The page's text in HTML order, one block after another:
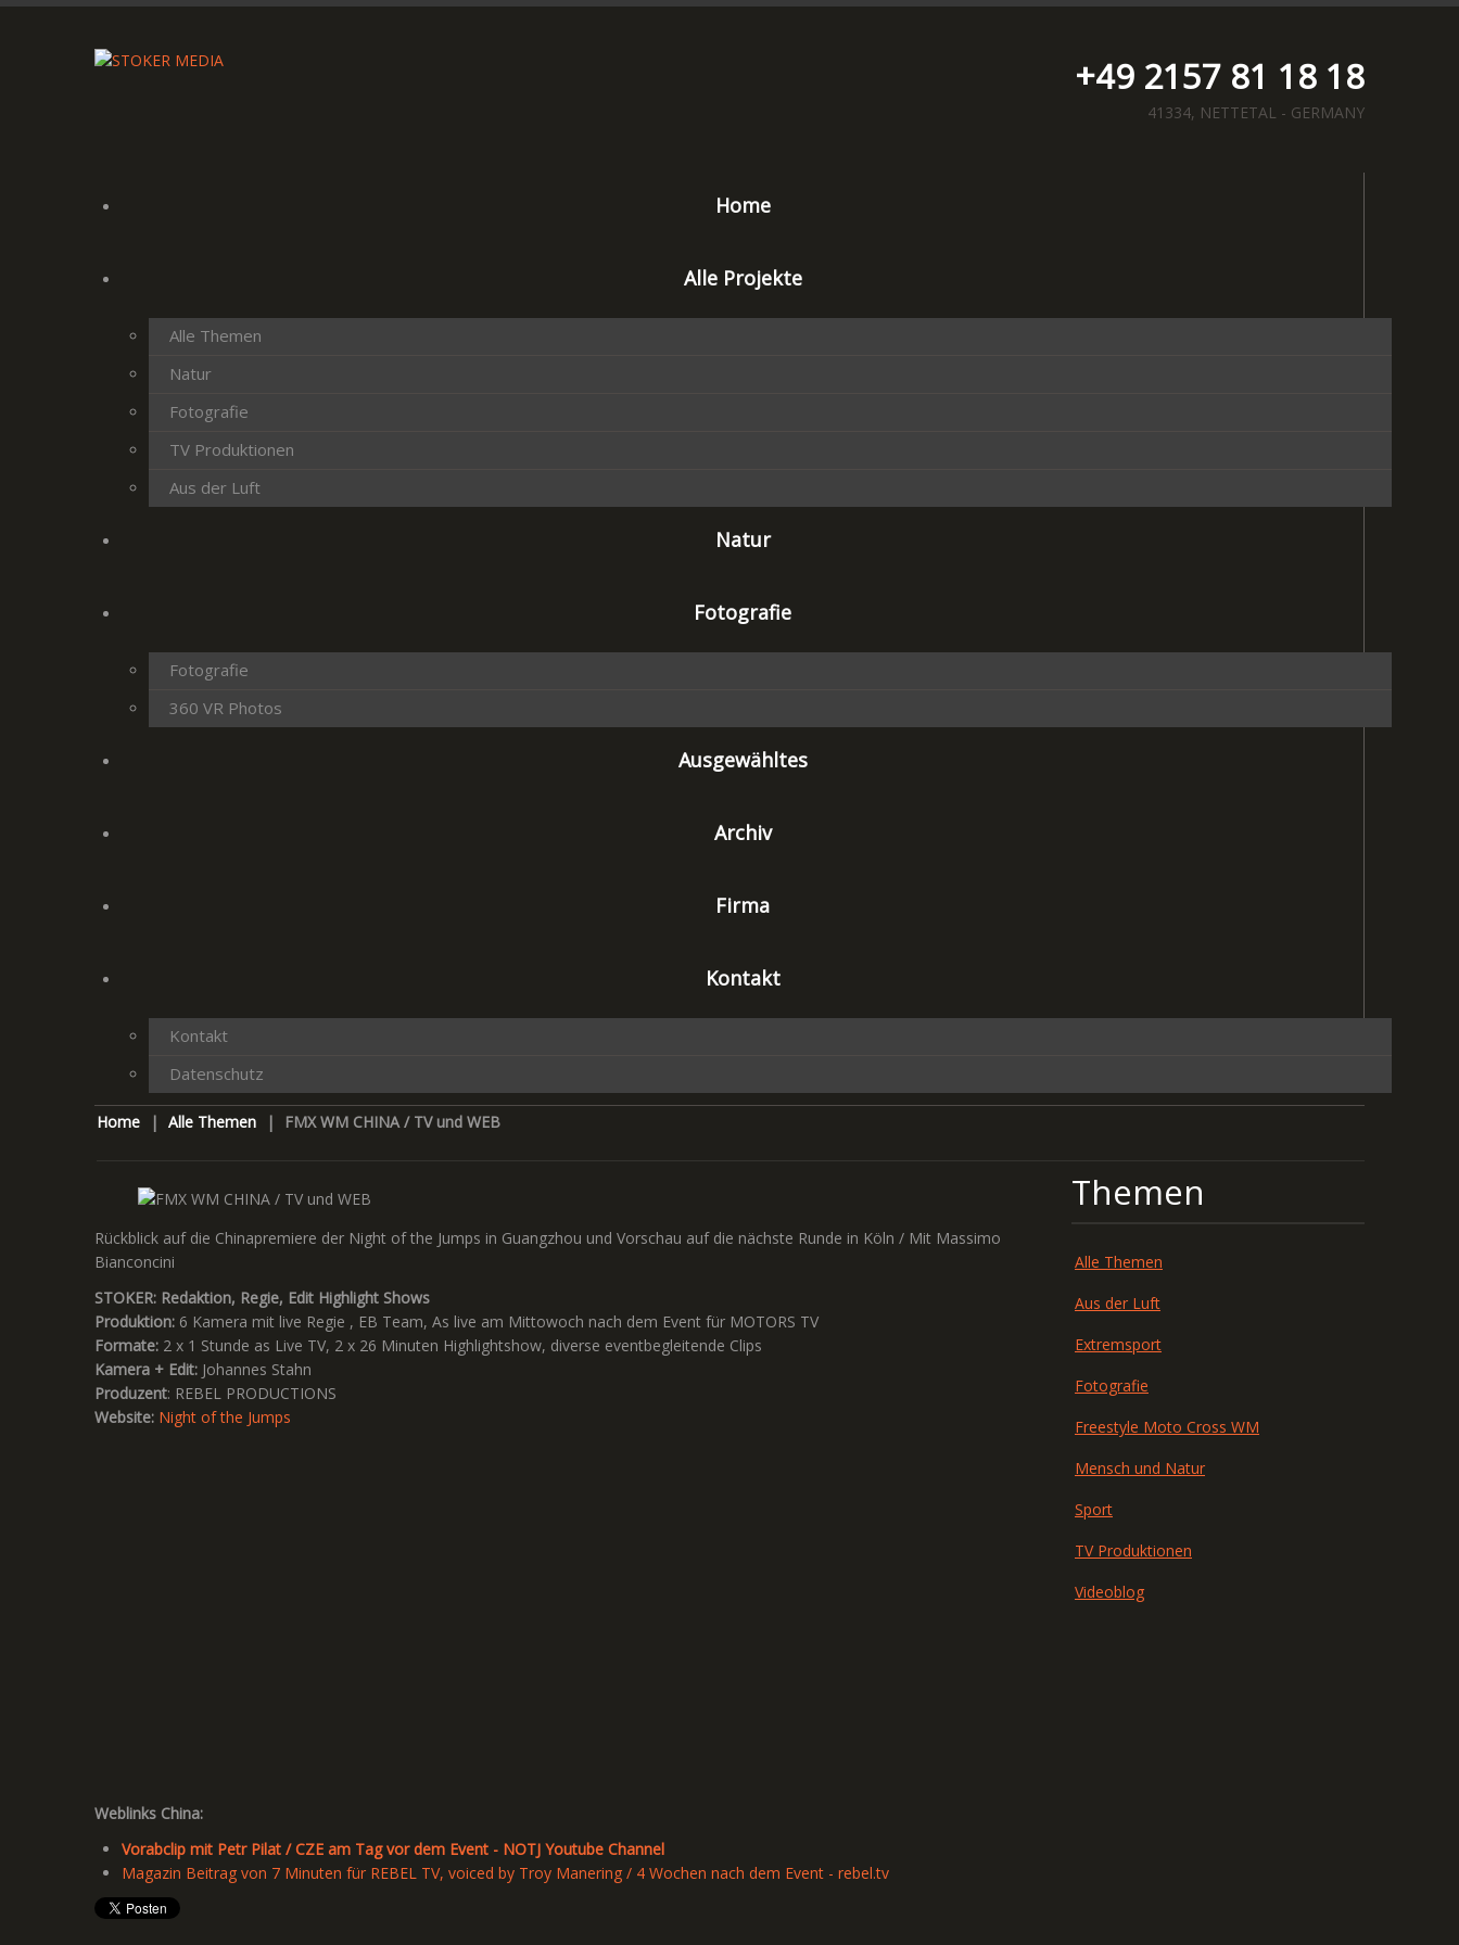
+49 2157 81 18 18
41334, NETTETAL - GERMANY
Home
Alle Projekte
Alle Themen
Natur
Fotografie
TV Produktionen
Aus der Luft
Natur
Fotografie
Fotografie
360 VR Photos
Ausgewähltes
Archiv
Firma
Kontakt
Kontakt
Datenschutz
Home | Alle Themen | FMX WM CHINA / TV und WEB
Rückblick auf die Chinapremiere der Night of the Jumps in Guangzhou und Vorschau auf die nächste Runde in Köln / Mit Massimo
Bianconcini
STOKER: Redaktion, Regie, Edit Highlight Shows
Produktion: 6 Kamera mit live Regie , EB Team, As live am Mittowoch nach dem Event für MOTORS TV
Formate: 2 x 1 Stunde as Live TV, 2 x 26 Minuten Highlightshow, diverse eventbegleitende Clips
Kamera + Edit: Johannes Stahn
Produzent: REBEL PRODUCTIONS
Website: Night of the Jumps
Weblinks China:
Vorabclip mit Petr Pilat / CZE am Tag vor dem Event - NOTJ Youtube Channel
Magazin Beitrag von 7 Minuten für REBEL TV, voiced by Troy Manering / 4 Wochen nach dem Event - rebel.tv
Themen
Alle Themen
Aus der Luft
Extremsport
Fotografie
Freestyle Moto Cross WM
Mensch und Natur
Sport
TV Produktionen
Videoblog